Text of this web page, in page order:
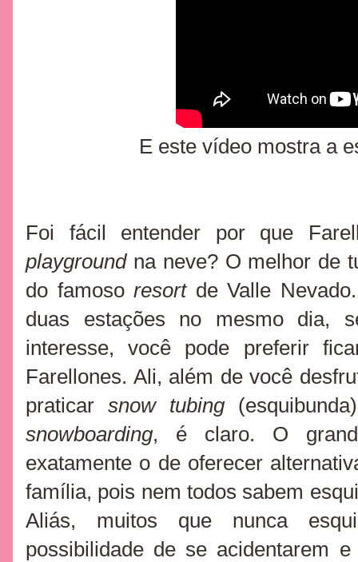
E este vídeo mostra a
Foi fácil entender por que
playgroundna neve? O melhor de
do famosoresort de Valle
duas estações no mesmo dia,
interesse, você pode preferir
Farellones. Ali, além de você
praticar snow tubing
snowboarding, é claro. O
exatamente o de oferecer
família, pois nem todos sabem
Aliás, muitos que nunca
possibilidade de se acidentarem